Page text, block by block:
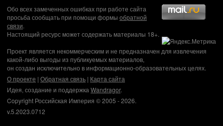
Обо всех замеченных ошибках при работе сайта
просьба сообщать при помощи формы обратной
связи.
Настоящий ресурс может содержать материалы 18+.
Проект является некоммерческим и не предназначен для извлечения
какой-либо выгоды из публикуемых материалов,
он создан исключительно в информационно-образовательных целях.
О проекте | Обратная связь | Карта сайта
Идея, создание и поддержка Wandragor.
Copyright Российская Империя © 2005 - 2026.
v.5.2023.0712